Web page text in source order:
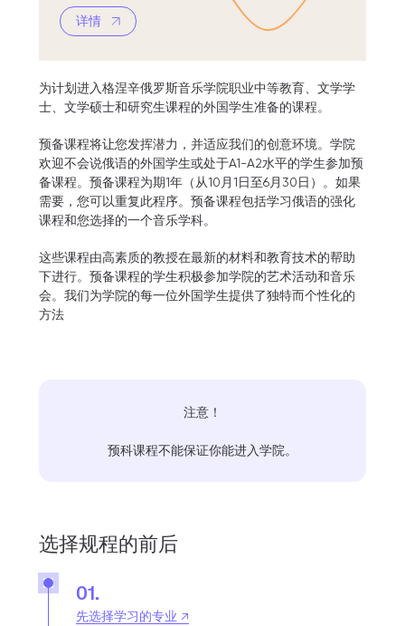
详情
为计划进入格涅辛俄罗斯音乐学院职业中等教育、文学学
士、文学硕士和研究生课程的外国学生准备的课程。
预备课程将让您发挥潜力，并适应我们的创意环境。学院
欢迎不会说俄语的外国学生或处于A1-A2水平的学生参加预
备课程。预备课程为期1年（从10月1日至6月30日）。如果
需要，您可以重复此程序。预备课程包括学习俄语的强化
课程和您选择的一个音乐学科。
这些课程由高素质的教授在最新的材料和教育技术的帮助
下进行。预备课程的学生积极参加学院的艺术活动和音乐
会。我们为学院的每一位外国学生提供了独特而个性化的
方法
注意！
预科课程不能保证你能进入学院。
选择规程的前后
先选择学习的专业 ↗